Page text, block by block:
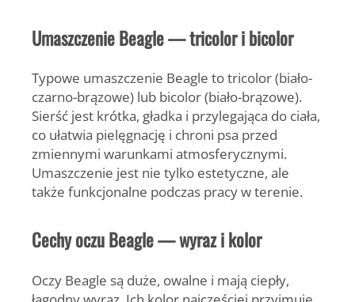
Umaszczenie Beagle — tricolor i bicolor
Typowe umaszczenie Beagle totricolor(biało-
czarno-brązowe) lub bicolor(biało-brązowe).
Sierść jest krótka, gładka i przylegająca do ciała,
co ułatwia pielęgnację i chroni psa przed
zmiennymi warunkami atmosferycznymi.
Umaszczenie jest nie tylko estetyczne, ale
także funkcjonalne podczas pracy w terenie.
Cechy oczu Beagle — wyraz i kolor
Oczy Beagle są duże, owalne i mają ciepły,